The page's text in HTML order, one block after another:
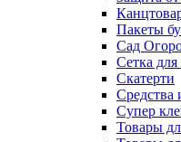
Пакеты
Сад
Сетка
Скатерти
Средства
Супер
Товары